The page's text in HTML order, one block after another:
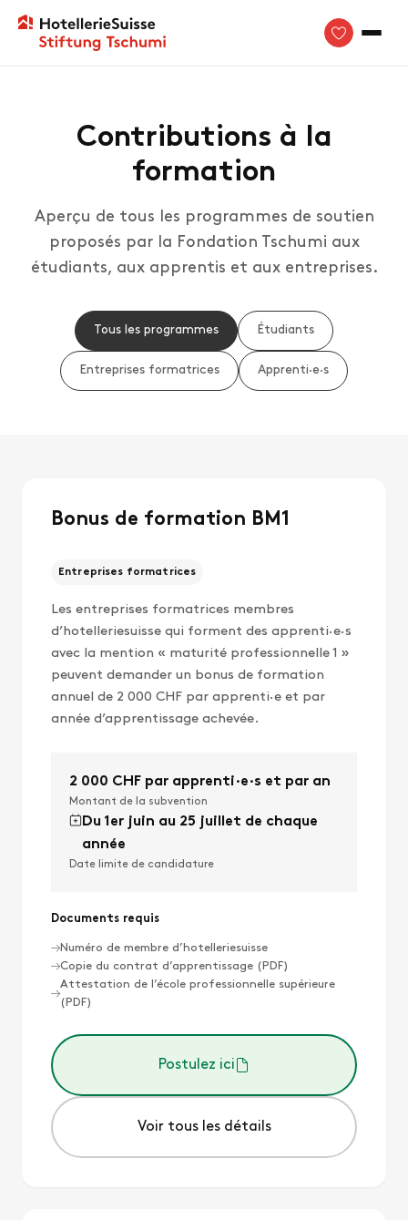
Contributions à la
formation
Aperçu de tous les programmes de soutien
proposés par la Fondation Tschumi aux
étudiants, aux apprentis et aux entreprises.
Tous les programmes Étudiants
Entreprises formatrices Apprenti·e·s
Bonus de formation BM1
Entreprises formatrices
Les entreprises formatrices membres
d’hotelleriesuisse qui forment des apprenti·e·s
avec la mention « maturité professionnelle 1 »
peuvent demander un bonus de formation
annuel de 2 000 CHF par apprenti·e et par
année d’apprentissage achevée.
2 000 CHF par apprenti·e·s et par an
Montant de la subvention
Du 1er juin au 25 juillet de chaque
année
Date limite de candidature
Documents requis
Numéro de membre d’hotelleriesuisse
Copie du contrat d’apprentissage (PDF)
Attestation de l’école professionnelle supérieure
(PDF)
Postulez ici
Voir tous les détails